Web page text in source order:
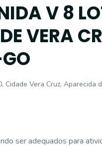
V 8
VERA
Cidade Vera Cruz, Aparecida
ser adequados para